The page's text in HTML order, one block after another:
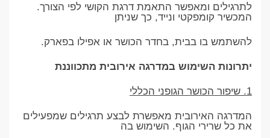
לתרגילים ומאפשר התאמת דרגת הקושי לפי הצורך.
המכשיר קומפקטי ונייד, כך שניתן
להשתמש בו בבית, בחדר הכושר או אפילו בפארק.
יתרונות השימוש במדרגה אירובית מתכווננת
1. שיפור הכושר הגופני הכללי
המדרגה האירובית מאפשרת לבצע תרגילים שמפעילים
את כל שרירי הגוף. השימוש בה